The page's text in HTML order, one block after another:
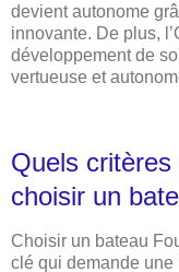
devient autonome
innovante. De plus,
développement de
vertueuse et
Quels
choisir un
Choisir un bateau
clé qui demande